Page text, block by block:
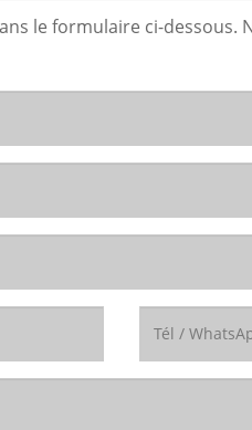
le formulaire ci-dessous.